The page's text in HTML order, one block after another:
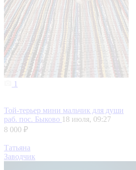
1
Той-терьер мини мальчик для души
раб. пос. Быково 18 июля, 09:27
8 000 ₽
Татьяна
Заводчик